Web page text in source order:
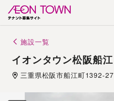
施設一覧
イオンタウン松阪船江
三重県松阪市船江町1392-27